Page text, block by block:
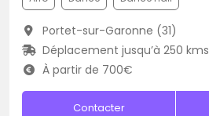
Portet-sur-Garonne (31)
Déplacement jusqu’à 250 kms
À partir de 700€
Contacter